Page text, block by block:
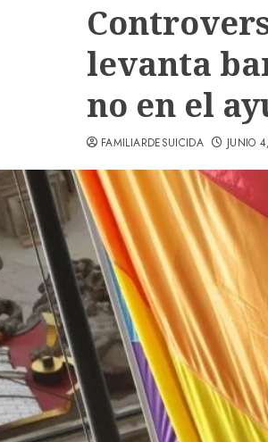
levanta
no en el
FAMILIARDESUICIDA JUNIO